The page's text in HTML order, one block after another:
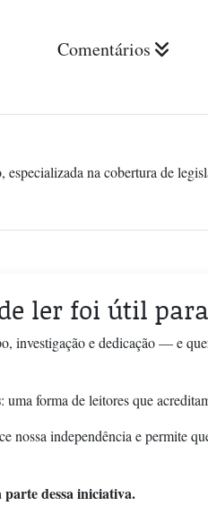
Comentários
na cobertura de
ler foi útil
investigação e dedicação — e
: uma forma de leitores que
nossa independência e permite
parte dessa iniciativa.